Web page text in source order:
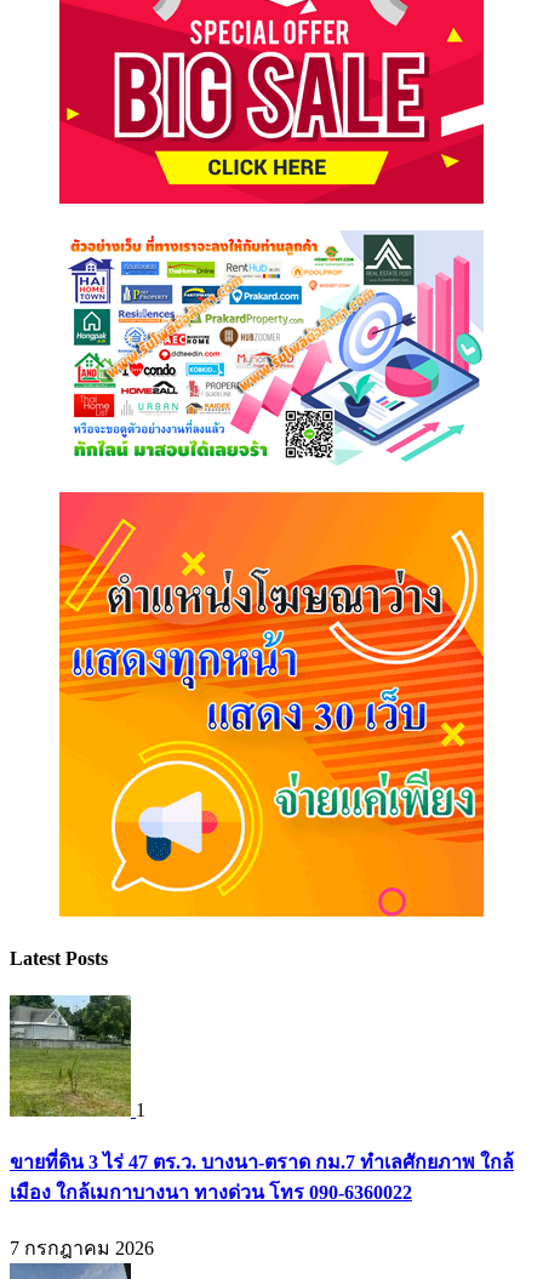
Latest Posts
1
ขายที่ดิน 3 ไร่ 47 ตร.ว. บางนา-ตราด กม.7 ทำเลศักยภาพ ใกล้
เมือง ใกล้เมกาบางนา ทางด่วน โทร 090-6360022
7 กรกฎาคม 2026